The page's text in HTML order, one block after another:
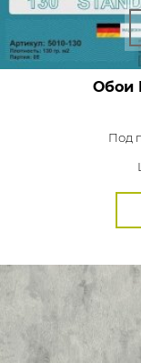
Обои
Под